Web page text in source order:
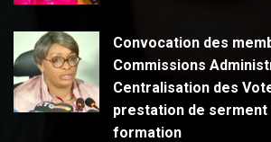
Convocation des
Commissions
Centralisation des
prestation de serment
formation